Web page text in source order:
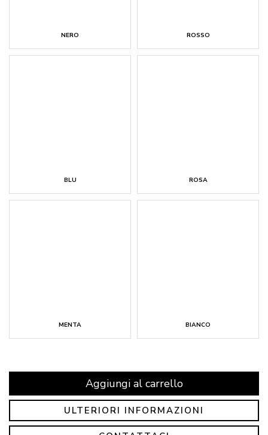
NERO ROSSO
BLU ROSA
MENTA BIANCO
Aggiungi al carrello
ULTERIORI INFORMAZIONI